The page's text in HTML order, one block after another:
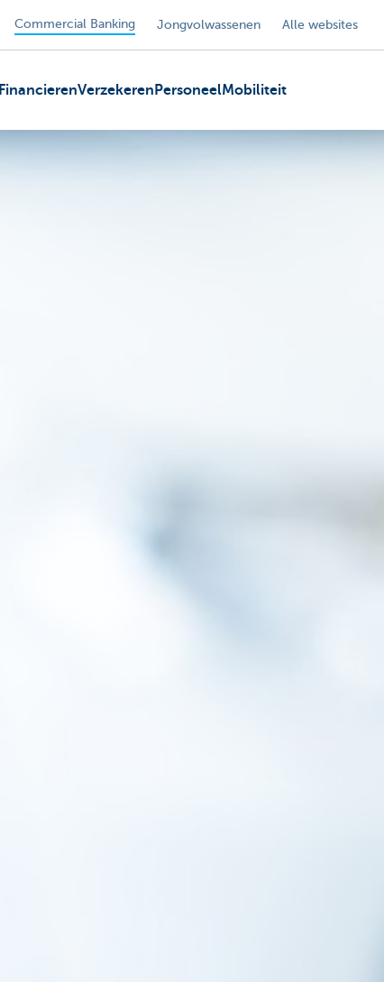
Commercial Banking Jongvolwassenen Alle websites
FinancierenVerzekeren PersoneelMobiliteit